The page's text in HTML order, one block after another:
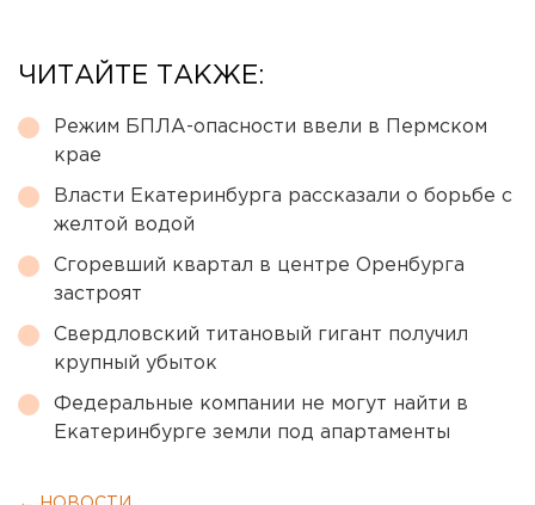
ЧИТАЙТЕ ТАКЖЕ:
Режим БПЛА-опасности ввели в Пермском
крае
Власти Екатеринбурга рассказали о борьбе с
желтой водой
Сгоревший квартал в центре Оренбурга
застроят
Свердловский титановый гигант получил
крупный убыток
Федеральные компании не могут найти в
Екатеринбурге земли под апартаменты